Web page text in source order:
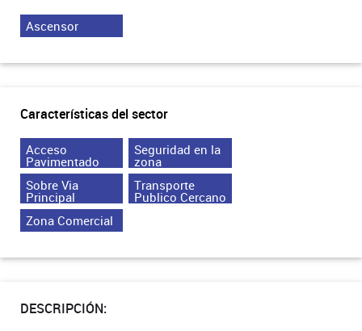
Ascensor
Características del sector
Acceso
Pavimentado
Seguridad en la
zona
Sobre Via
Principal
Transporte
Publico Cercano
Zona Comercial
DESCRIPCIÓN: